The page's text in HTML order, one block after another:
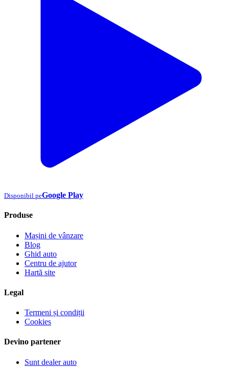
Disponibil peGoogle Play
Produse
Mașini de vânzare
Blog
Ghid auto
Centru de ajutor
Hartă site
Legal
Termeni și condiții
Cookies
Devino partener
Sunt dealer auto